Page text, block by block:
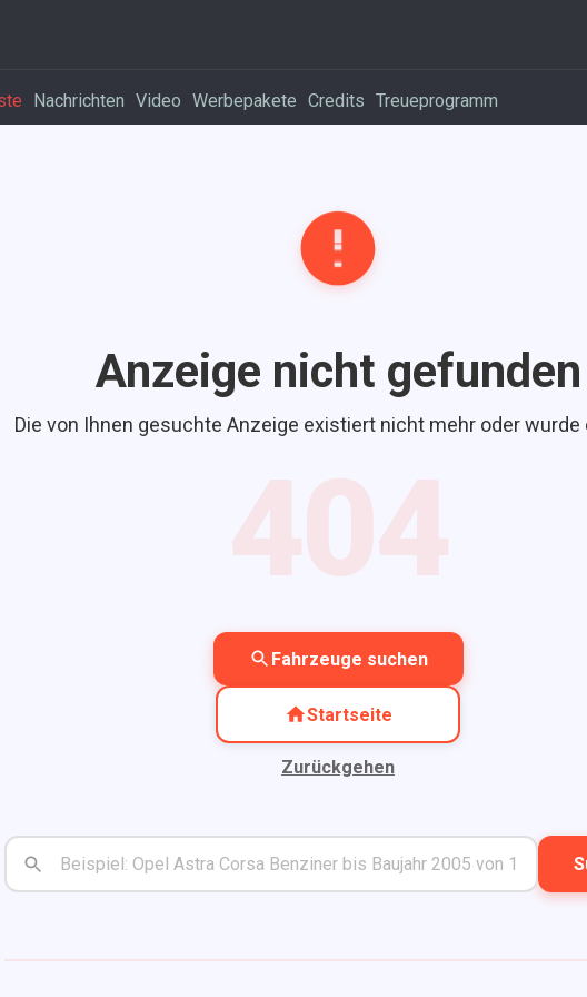
Nachrichten Video Werbepakete Credits Treueprogramm
Anzeige nicht gefunden
Die von Ihnen gesuchte Anzeige existiert nicht mehr oder
Fahrzeuge suchen
Startseite
Zurückgehen